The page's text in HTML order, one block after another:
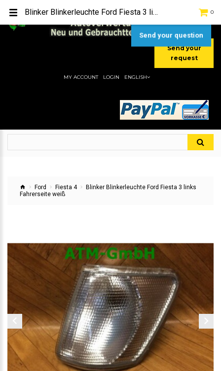
[+49] (0) 2232-5205
[+49] (0) 177 / 4080033
Send your
request
0
MY ACCOUNT LOGIN ENGLISH
Ford Fiesta 4
Blinker Blinkerleuchte Ford Fiesta 3 links
Fahrerseite weiß
Blinker Blinkerleuchte Ford Fiesta 3 links Fahrerseite weiß
Send your question